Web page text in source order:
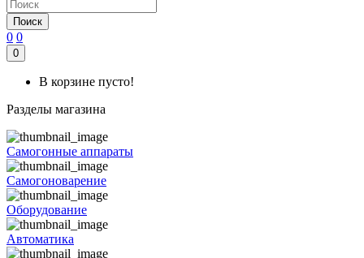
Поиск
0 0
0
В корзине пусто!
Разделы магазина
Самогонные аппараты
Самогоноварение
Оборудование
Автоматика